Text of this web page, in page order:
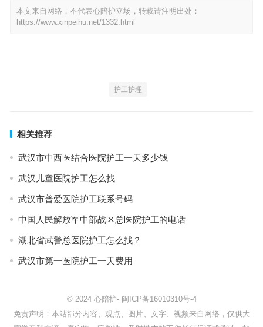
本文来自网络，不代表心陪护立场，转载请注明出处：
https://www.xinpeihu.net/1332.html
护工护理
相关推荐
武汉市中西医结合医院护工一天多少钱
武汉儿童医院护工怎么找
武汉市普爱医院护工联系号码
中国人民解放军中部战区总医院护工的电话
湖北省武警总医院护工怎么找？
武汉市第一医院护工一天费用
© 2024 心陪护- 闽ICP备16010310号-4
免责声明：本站部分内容、观点、图片、文字、视频来自网络，仅供大